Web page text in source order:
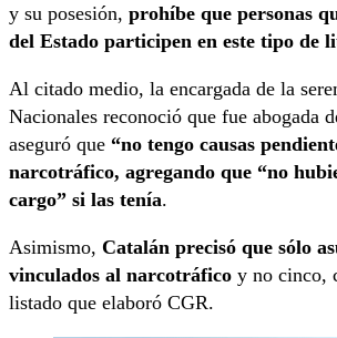
y su posesión, prohíbe que personas
del Estado participen en este tipo de
Al citado medio, la encargada de la
Nacionales reconoció que fue abogada
aseguró que “no tengo causas
narcotráfico, agregando que “no
cargo” si las tenía.
Asimismo, Catalán precisó que sólo
vinculados al narcotráfico y no cinco,
listado que elaboró CGR.